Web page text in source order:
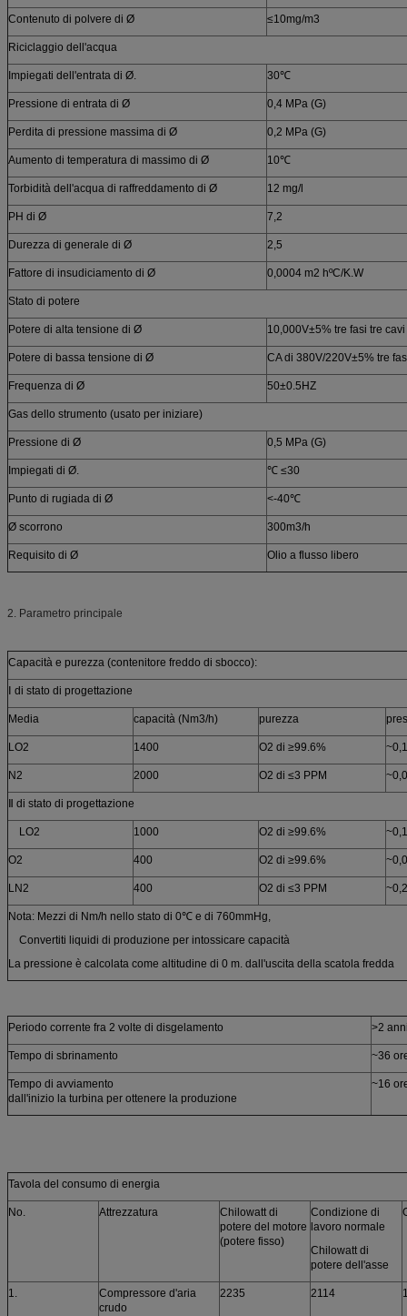
Contenuto di polvere di Ø ≤10mg/m3
Riciclaggio dell'acqua
Impiegati dell'entrata di Ø. 30℃
Pressione di entrata di Ø 0,4 MPa (G)
Perdita di pressione massima di Ø 0,2 MPa (G)
Aumento di temperatura di massimo di Ø 10℃
Torbidità dell'acqua di raffreddamento di Ø 12 mg/l
PH di Ø 7,2
Durezza di generale di Ø 2,5
Fattore di insudiciamento di Ø 0,0004 m2 hºC/K.W
Stato di potere
Potere di alta tensione di Ø 10,000V±5% tre fasi tre cavi
Potere di bassa tensione di Ø CA di 380V/220V±5% tre
Frequenza di Ø 50±0.5HZ
Gas dello strumento (usato per iniziare)
Pressione di Ø 0,5 MPa (G)
Impiegati di Ø. ℃ ≤30
Punto di rugiada di Ø <-40℃
Ø scorrono 300m3/h
Requisito di Ø Olio a flusso libero
2. Parametro principale
Capacità e purezza (contenitore freddo di sbocco):
Ⅰ di stato di progettazione
Media capacità (Nm3/h) purezza
LO2 1400 O2 di ≥99.6%
N2 2000 O2 di ≤3 PPM
Ⅱ di stato di progettazione
LO2 1000 O2 di ≥99.6%
O2 400 O2 di ≥99.6%
LN2 400 O2 di ≤3 PPM ~0,2
Nota: Mezzi di Nm/h nello stato di 0℃ e di 760mmHg,
Convertiti liquidi di produzione per intossicare capacità
La pressione è calcolata come altitudine di 0 m. dall'uscita della scatola fredda
Periodo corrente fra 2 volte di disgelamento >2
Tempo di sbrinamento ~36
Tempo di avviamento
dall'inizio la turbina per ottenere la produzione
~16
Tavola del consumo di energia
No. Attrezzatura
Chilowatt di
potere del motore
(potere fisso)
Condizione di
lavoro normale
Chilowatt di
potere dell'asse
1.
Compressore d'aria
crudo
2235 2114